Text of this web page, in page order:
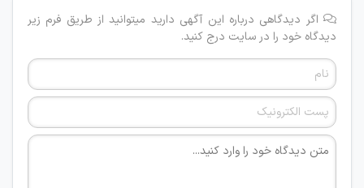
اگر دیدگاهی درباره این آگهی دارید میتوانید از طریق فرم زیر
دیدگاه خود را در سایت درج کنید.